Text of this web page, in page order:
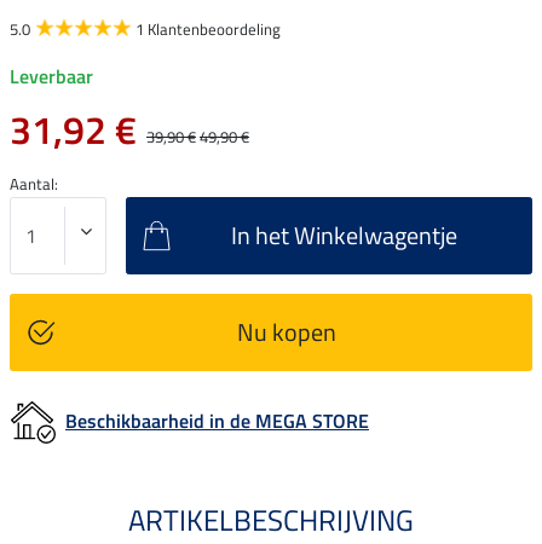
5.0 1 Klantenbeoordeling
Leverbaar
31,92 € 39,90 €49,90 €
Aantal:
In het Winkelwagentje
Nu kopen
Beschikbaarheid in de MEGA STORE
ARTIKELBESCHRIJVING